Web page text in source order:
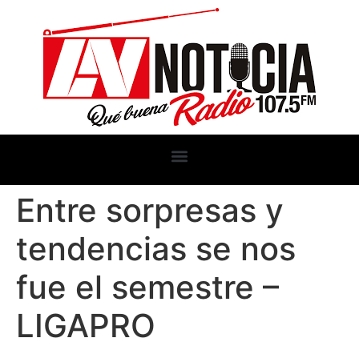
Entre sorpresas y
tendencias se nos
fue el semestre –
LIGAPRO